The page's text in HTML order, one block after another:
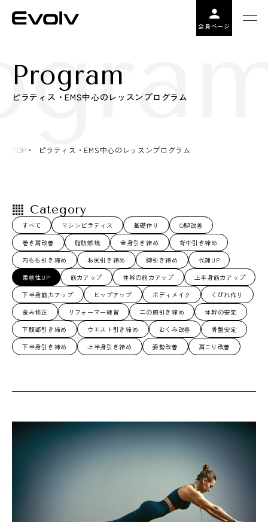
会員ページ
Program
ピラティス・EMS中心のレッスンプログラム
TOP ピラティス・EMS中心のレッスンプログラム
Category
すべて マシンピラティス 基礎作り
O脚改善
巻き肩改善
脂肪燃焼 全身引き締め
背中引き締め
内もも引き締め
お尻引き締め 脚引き締め
代謝UP
柔軟性UP
筋力アップ 体幹の筋力アップ
上半身筋力アップ
下半身筋力アップ
ヒップアップ ボディメイク
くびれ作り
歪み修正
リフォーマー練習 二の腕引き締め
体幹の安定
下腹部引き締め
ウエスト引き締め むくみ改善
骨盤安定
下半身引き締め
上半身引き締め 姿勢改善 肩こり改善